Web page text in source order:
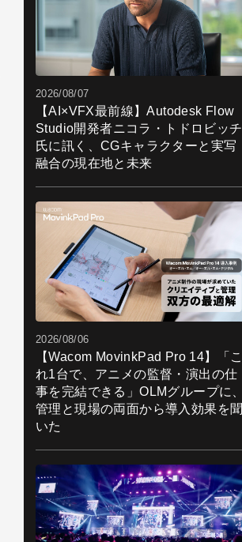
2026/08/07
【AI×VFX最前線】Autodesk Flow
Studio開発者ニコラ・トドロビッチ
氏に訊く、CGキャラクターと実写
融合の現在地と未来
2026/08/06
【Wacom MovinkPad Pro 14】「こ
れ1台で、アニメの監督・演出の仕
事を完結できる」OLMグループに、
管理と現場の両面から導入効果を聞
いた